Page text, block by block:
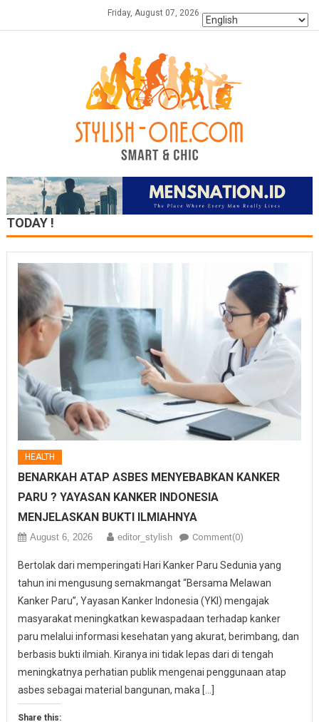
Friday, August 07, 2026
TODAY !
HEALTH
BENARKAH ATAP ASBES MENYEBABKAN KANKER
PARU ? YAYASAN KANKER INDONESIA
MENJELASKAN BUKTI ILMIAHNYA
August 6, 2026 editor_stylish Comment(0)
Bertolak dari memperingati Hari Kanker Paru Sedunia yang
tahun ini mengusung semakmangat “Bersama Melawan
Kanker Paru”, Yayasan Kanker Indonesia (YKI) mengajak
masyarakat meningkatkan kewaspadaan terhadap kanker
paru melalui informasi kesehatan yang akurat, berimbang, dan
berbasis bukti ilmiah. Kiranya ini tidak lepas dari di tengah
meningkatnya perhatian publik mengenai penggunaan atap
asbes sebagai material bangunan, maka […]
Share this: